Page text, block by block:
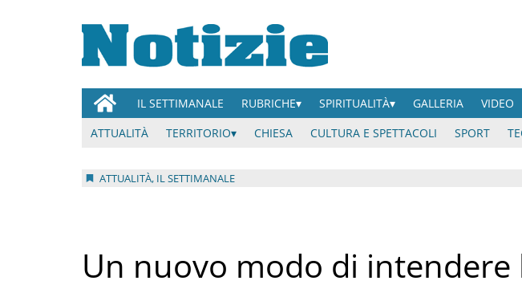
IL SETTIMANALE RUBRICHE SPIRITUALITÀ GALLERIA VIDEO
ATTUALITÀ
TERRITORIO CHIESA CULTURA E SPETTACOLI SPORT
ATTUALITÀ, IL SETTIMANALE
Un nuovo modo di intendere